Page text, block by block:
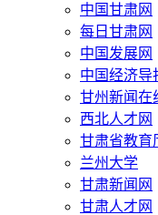
中国甘肃网
每日甘肃网
中国发展网
中国经济导
甘州新闻在
西北人才网
甘肃省教育
兰州大学
甘肃新闻网
甘肃人才网